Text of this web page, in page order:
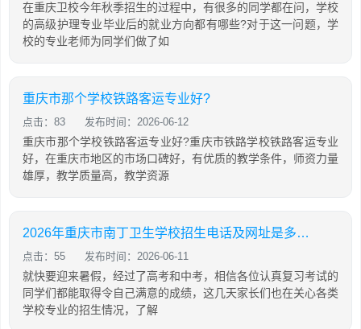
在重庆卫校今年秋季招生的过程中，有很多的同学都在问，学校
的高级护理专业毕业后的就业方向都有哪些?对于这一问题，学
校的专业老师为同学们做了如
重庆市那个学校铁路客运专业好?
点击：83 发布时间：2026-06-12
重庆市那个学校铁路客运专业好?重庆市铁路学校铁路客运专业
好，在重庆市地区的市场口碑好，有优质的教学条件，师资力量
雄厚，教学质量高，教学资源
2026年重庆市南丁卫生学校招生电话及网址是多少呢
点击：55 发布时间：2026-06-11
就快要迎来暑假，经过了高考和中考，相信各位认真复习考试的
同学们都能取得令自己满意的成绩，这几天家长们也在关心各类
学校专业的招生情况，了解